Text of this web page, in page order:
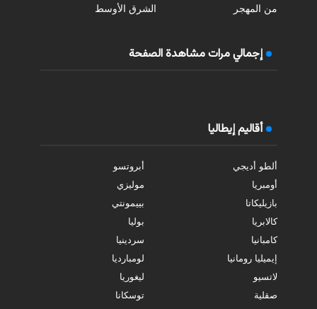
من المهجر الشرق الأوسط
إجمالي مرات مشاهدة الصفحة
أقاليم إيطاليا
ألطو أديجي
أبروتسو
أومبريا
موليزي
بازيليكاتا
بييمونتي
كالابريا
بوليا
كامبانيا
سردينيا
إيميليا رومانيا
لومبارديا
لاتسيو
ليغوريا
صقلية
توسكانا